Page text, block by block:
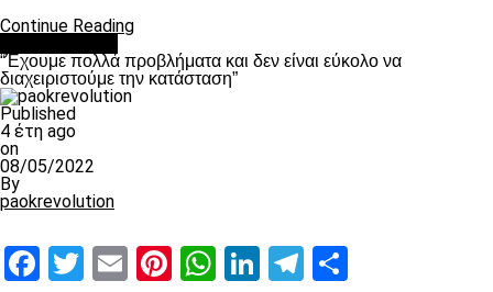
Continue Reading
“Έχουμε πολλά προβλήματα και δεν είναι εύκολο να
διαχειριστούμε την κατάσταση”
Published
4 έτη ago
on
08/05/2022
By
paokrevolution
Facebook
Twitter
EmailPinterest
WhatsApp
LinkedIn
Telegram